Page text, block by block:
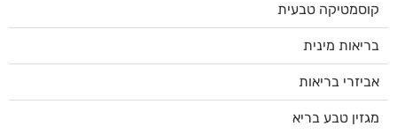
קוסמטיקה טבעית
בריאות מינית
אביזרי בריאות
מגזין טבע בריא